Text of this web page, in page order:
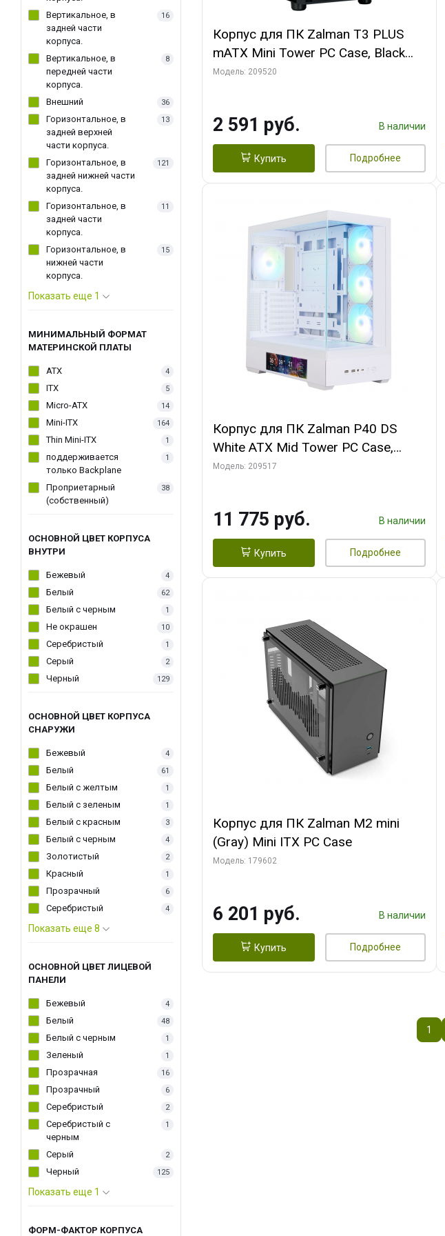
Вертикальное, в
задней части
корпуса.
16
Вертикальное, в
передней части
корпуса.
8
Внешний 36
Горизонтальное, в
задней верхней
части корпуса.
13
Горизонтальное, в
задней нижней части
корпуса.
121
Горизонтальное, в
задней части
корпуса.
11
Горизонтальное, в
нижней части
корпуса.
15
Показать еще 1
МИНИМАЛЬНЫЙ ФОРМАТ
МАТЕРИНСКОЙ ПЛАТЫ
ATX 4
ITX 5
Micro-ATX 14
Mini-ITX 164
Thin Mini-ITX 1
поддерживается
только Backplane
1
Проприетарный
(собственный)
38
ОСНОВНОЙ ЦВЕТ КОРПУСА
ВНУТРИ
Бежевый 4
Белый 62
Белый с черным 1
Не окрашен 10
Серебристый 1
Серый 2
Черный 129
ОСНОВНОЙ ЦВЕТ КОРПУСА
СНАРУЖИ
Бежевый 4
Белый 61
Белый с желтым 1
Белый с зеленым 1
Белый с красным 3
Белый с черным 4
Золотистый 2
Красный 1
Прозрачный 6
Серебристый 4
Показать еще 8
ОСНОВНОЙ ЦВЕТ ЛИЦЕВОЙ
ПАНЕЛИ
Бежевый 4
Белый 48
Белый с черным 1
Зеленый 1
Прозрачная 16
Прозрачный 6
Серебристый 2
Серебристый с
черным
1
Серый 2
Черный 125
Показать еще 1
ФОРМ-ФАКТОР КОРПУСА
Корпус для ПК Zalman T3 PLUS
mATX Mini Tower PC Case, Black
fan x2
Модель: 209520
2 591 руб. В наличии
Купить Подробнее
Корпус для ПК Zalman P40 DS
White ATX Mid Tower PC Case,
120mm ARGB Fanx4
Модель: 209517
11 775 руб. В наличии
Купить Подробнее
Корпус для ПК Zalman M2 mini
(Gray) Mini ITX PC Case
Модель: 179602
6 201 руб. В наличии
Купить Подробнее
1